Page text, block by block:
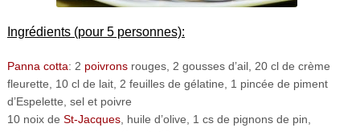
Ingrédients (pour 5 personnes):
Panna cotta: 2 poivronsrouges, 2 gousses d’ail, 20 cl de crème
fleurette, 10 cl de lait, 2 feuilles de gélatine, 1 pincée de piment
d’Espelette, sel et poivre
10 noix de St-Jacques, huile d’olive, 1 cs de pignons de pin,